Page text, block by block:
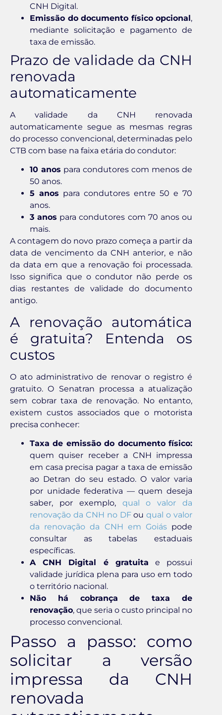
CNH Digital.
Emissão do documento físico opcional,
mediante solicitação e pagamento de
taxa de emissão.
Prazo de validade da CNH
renovada
automaticamente
A validade da CNH renovada
automaticamente segue as mesmas regras
do processo convencional, determinadas pelo
CTB com base na faixa etária do condutor:
10 anos para condutores com menos de
50 anos.
5 anos para condutores entre 50 e 70
anos.
3 anos para condutores com 70 anos ou
mais.
A contagem do novo prazo começa a partir da
data de vencimento da CNH anterior, e não
da data em que a renovação foi processada.
Isso significa que o condutor não perde os
dias restantes de validade do documento
antigo.
A renovação automática
é gratuita? Entenda os
custos
O ato administrativo de renovar o registro é
gratuito. O Senatran processa a atualização
sem cobrar taxa de renovação. No entanto,
existem custos associados que o motorista
precisa conhecer:
Taxa de emissão do documento físico:
quem quiser receber a CNH impressa
em casa precisa pagar a taxa de emissão
ao Detran do seu estado. O valor varia
por unidade federativa — quem deseja
saber, por exemplo, qual o valor da
renovação da CNH no DFouqual o valor
da renovação da CNH em Goiáspode
consultar as tabelas estaduais
específicas.
A CNH Digital é gratuita e possui
validade jurídica plena para uso em todo
o território nacional.
Não há cobrança de taxa de
renovação, que seria o custo principal no
processo convencional.
Passo a passo: como
solicitar a versão
impressa da CNH
renovada